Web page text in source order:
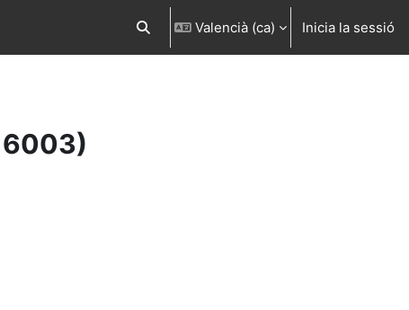
Commuta l'entrada de la cerca
Valencià ‎(ca)‎ Inicia la sessió